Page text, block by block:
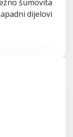
dijelovi